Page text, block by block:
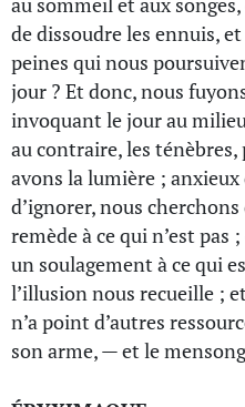
de dissoudre les ennuis,
peines qui nous
jour ? Et donc, nous
invoquant le jour au
au contraire, les
avons la lumière ;
d’ignorer, nous
remède à ce qui n’est pas
un soulagement à ce qui
l’illusion nous recueille ;
n’a point d’autres
son arme, — et le